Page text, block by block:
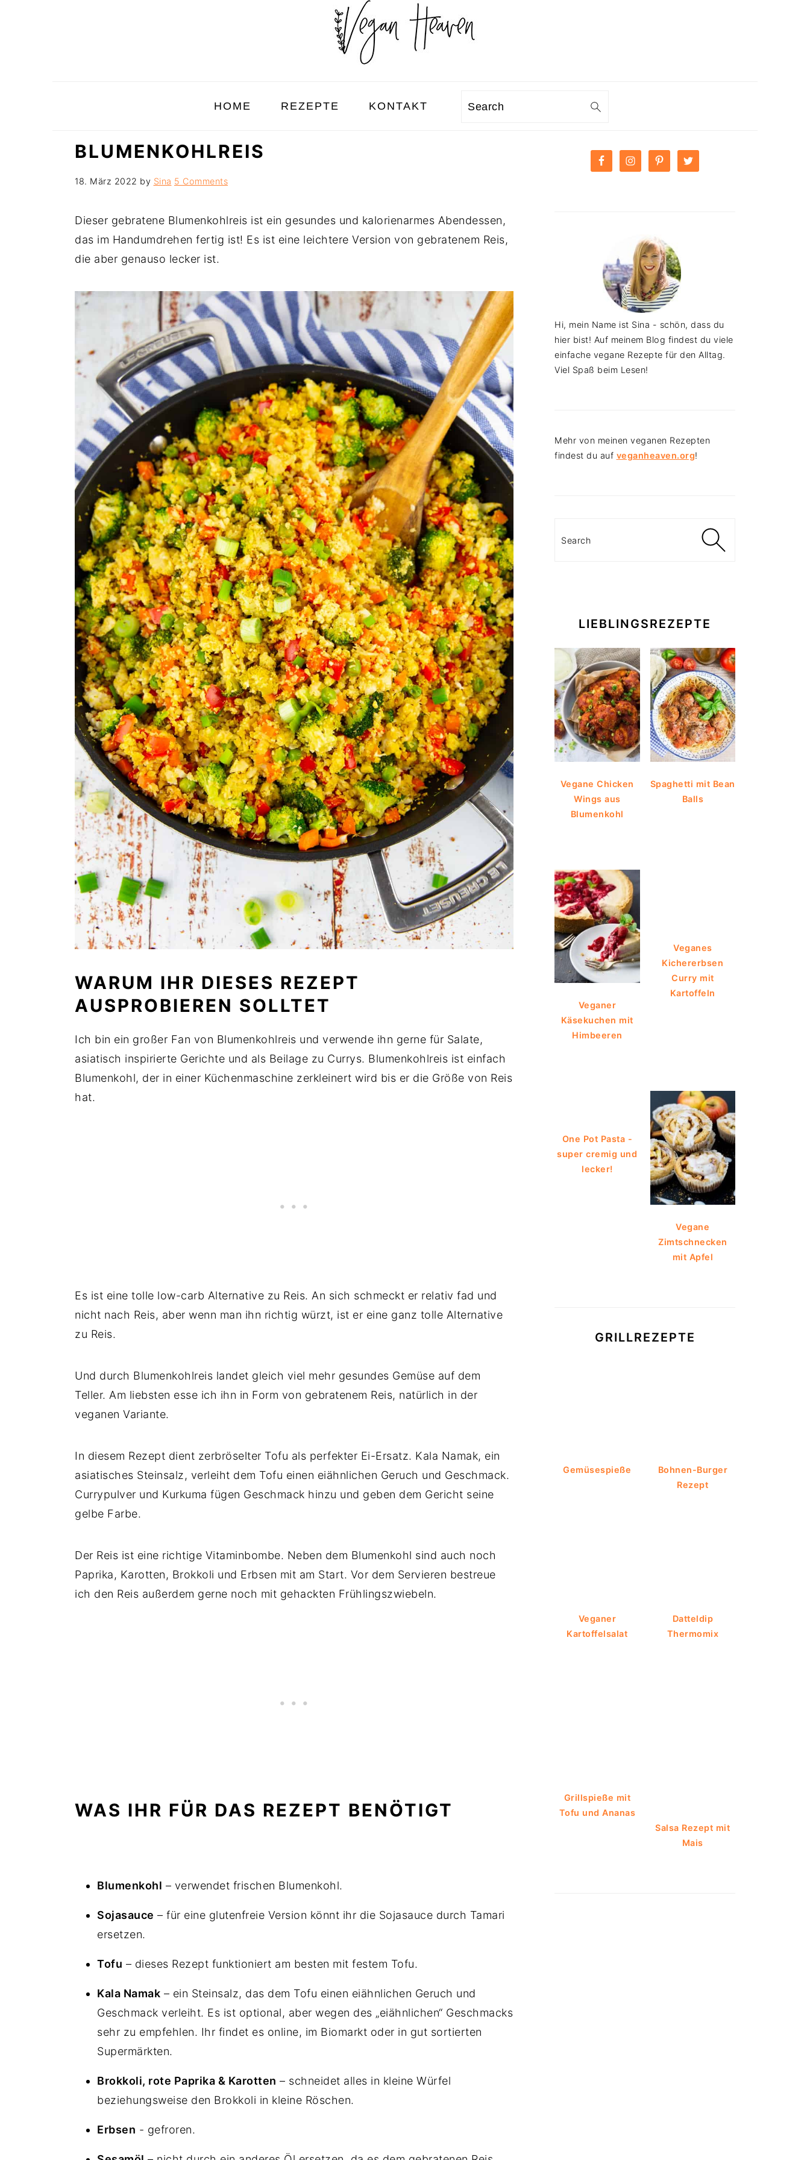
HOME REZEPTE KONTAKT Search
BLUMENKOHLREIS
18. März 2022 by Sina 5 Comments
Dieser gebratene Blumenkohlreis ist ein gesundes und kalorienarmes Abendessen,
das im Handumdrehen fertig ist! Es ist eine leichtere Version von gebratenem Reis,
die aber genauso lecker ist.
WARUM IHR DIESES REZEPT
AUSPROBIEREN SOLLTET
Ich bin ein großer Fan von Blumenkohlreis und verwende ihn gerne für Salate,
asiatisch inspirierte Gerichte und als Beilage zu Currys. Blumenkohlreis ist einfach
Blumenkohl, der in einer Küchenmaschine zerkleinert wird bis er die Größe von Reis
hat.
Es ist eine tolle low-carb Alternative zu Reis. An sich schmeckt er relativ fad und
nicht nach Reis, aber wenn man ihn richtig würzt, ist er eine ganz tolle Alternative
zu Reis.
Und durch Blumenkohlreis landet gleich viel mehr gesundes Gemüse auf dem
Teller. Am liebsten esse ich ihn in Form von gebratenem Reis, natürlich in der
veganen Variante.
In diesem Rezept dient zerbröselter Tofu als perfekter Ei-Ersatz. Kala Namak, ein
asiatisches Steinsalz, verleiht dem Tofu einen eiähnlichen Geruch und Geschmack.
Currypulver und Kurkuma fügen Geschmack hinzu und geben dem Gericht seine
gelbe Farbe.
Der Reis ist eine richtige Vitaminbombe. Neben dem Blumenkohl sind auch noch
Paprika, Karotten, Brokkoli und Erbsen mit am Start. Vor dem Servieren bestreue
ich den Reis außerdem gerne noch mit gehackten Frühlingszwiebeln.
WAS IHR FÜR DAS REZEPT BENÖTIGT
Blumenkohl – verwendet frischen Blumenkohl.
Sojasauce – für eine glutenfreie Version könnt ihr die Sojasauce durch Tamari
ersetzen.
Tofu – dieses Rezept funktioniert am besten mit festem Tofu.
Kala Namak – ein Steinsalz, das dem Tofu einen eiähnlichen Geruch und
Geschmack verleiht. Es ist optional, aber wegen des „eiähnlichen“ Geschmacks
sehr zu empfehlen. Ihr findet es online, im Biomarkt oder in gut sortierten
Supermärkten.
Brokkoli, rote Paprika & Karotten – schneidet alles in kleine Würfel
beziehungsweise den Brokkoli in kleine Röschen.
Erbsen - gefroren.
PRIMARY
SIDEBAR
Hi, mein Name ist Sina - schön, dass du
hier bist! Auf meinem Blog findest du viele
einfache vegane Rezepte für den Alltag.
Viel Spaß beim Lesen!
Mehr von meinen veganen Rezepten
findest du auf veganheaven.org!
LIEBLINGSREZEPTE
Vegane Chicken
Wings aus
Blumenkohl
Spaghetti mit Bean
Balls
Veganer
Käsekuchen mit
Himbeeren
Veganes
Kichererbsen
Curry mit
Kartoffeln
One Pot Pasta -
super cremig und
lecker!
Vegane
Zimtschnecken
mit Apfel
GRILLREZEPTE
Gemüsespieße
Bohnen-Burger
Rezept
Veganer
Kartoffelsalat
Datteldip
Thermomix
Grillspieße mit
Tofu und Ananas
Salsa Rezept mit
Mais